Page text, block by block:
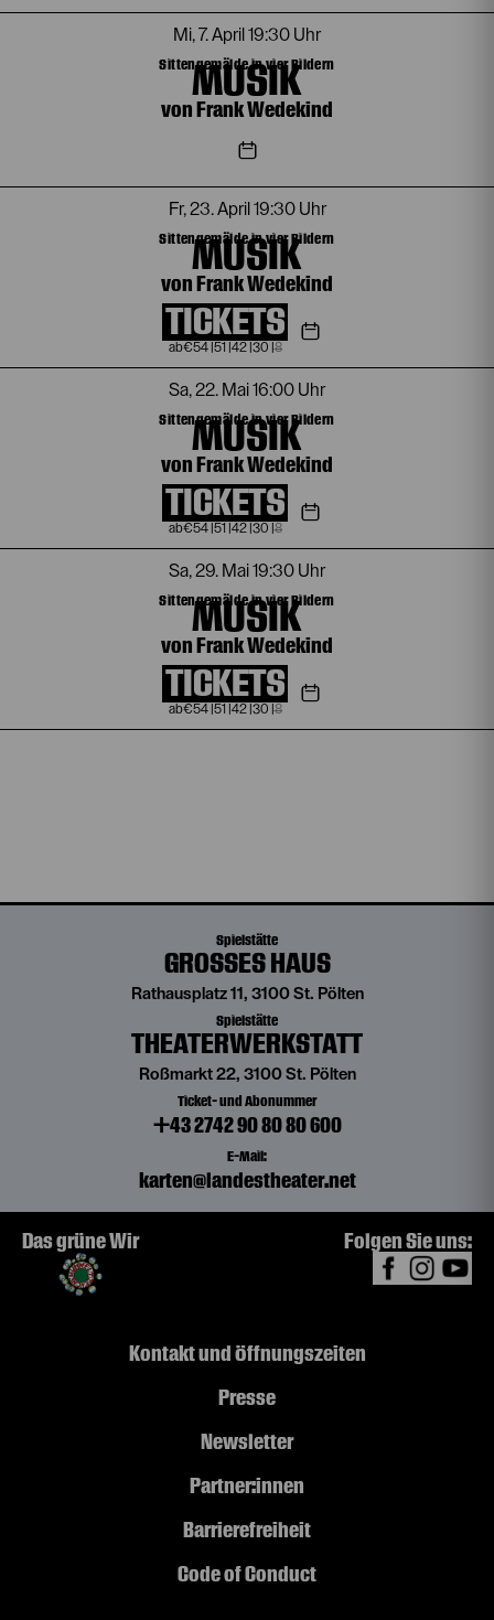
Mi, 7. April 19:30 Uhr
MUSIK
von Frank Wedekind
Sittengemälde in vier Bildern
Fr, 23. April 19:30 Uhr
MUSIK
von Frank Wedekind
Sittengemälde in vier Bildern
TICKETS
€54 51 42 30 |8
Sa, 22. Mai16:00 Uhr
MUSIK
von Frank Wedekind
Sittengemälde in vier Bildern
TICKETS
€54 51 42 30 |8
Sa, 29. Mai19:30 Uhr
MUSIK
von Frank Wedekind
Sittengemälde in vier Bildern
TICKETS
€54 51 42 30 |8
Spielstätte
GROSSES HAUS
Rathausplatz 11, 3100 St. Pölten
Spielstätte
THEATERWERKSTATT
Roßmarkt 22, 3100 St. Pölten
Ticket- und Abonummer
+43 2742 90 80 80 600
E-Mail:
karten@landestheater.net
Das grüne Wir Folgen Sie uns:
Kontakt und Öffnungszeiten
Presse
Newsletter
Partner:innen
Barrierefreiheit
Code of Conduct